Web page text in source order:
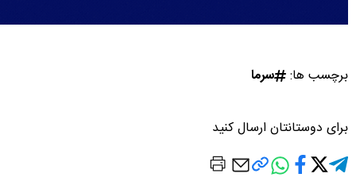
برچسب ها: سرما
برای دوستانتان ارسال کنید